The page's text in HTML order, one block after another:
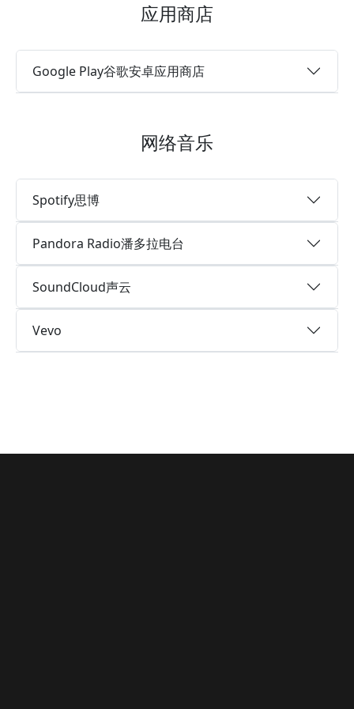
应用商店
Google Play谷歌安卓应用商店
网络音乐
Spotify思博
Pandora Radio潘多拉电台
SoundCloud声云
Vevo